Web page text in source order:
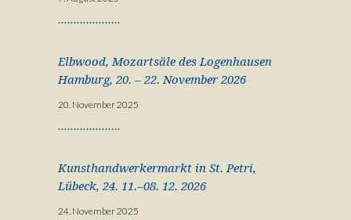
Elbwood, Mozartsäle des Logenhausen
Hamburg, 20. – 22. November 2026
20. November 2025
Kunsthandwerkermarkt in St. Petri,
Lübeck, 24. 11.–08. 12. 2026
24. November 2025